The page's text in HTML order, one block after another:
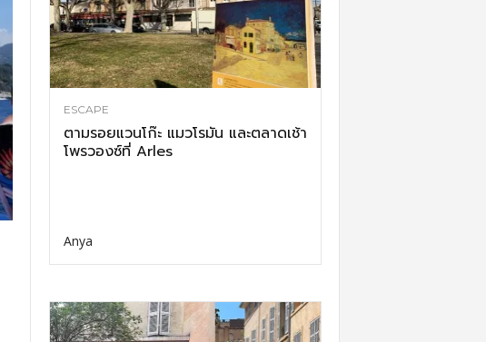
ESCAPE
ตามรอยแวนโก๊ะ แมวโรมัน และตลาดเช้า
โพรวองซ์ที่ Arles
Anya